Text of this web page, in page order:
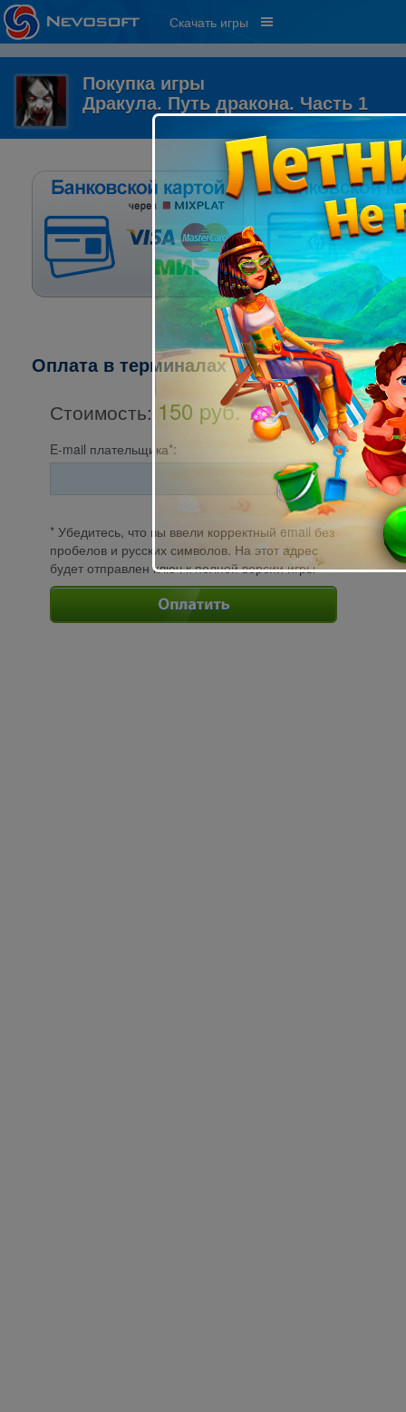
Скачать игры
Покупка игры
Дракула. Путь дракона. Часть 1
Оплата в терминалах "ПСКБ":
Стоимость: 150 pуб.
E-mail плательщика*:
* Убедитесь, что вы ввели корректный email без
пробелов и русских символов. На этот адрес
будет отправлен ключ к полной версии игры